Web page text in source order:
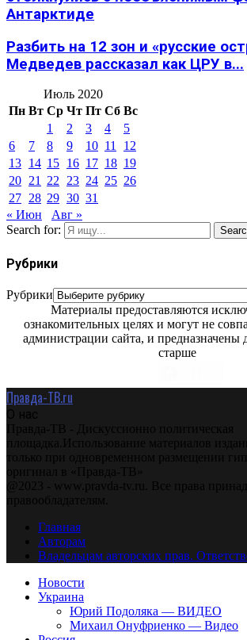
Антарктиде
Разбить на 12 зон и «русские
Медведев рассказал как ЦРУ в...
Июль 2020
Пн Вт Ср Чт Пт Сб Вс
1
2 3 4
5
6
7 8 9 10 11
12
13 14 15 16 17 18 19
20 21 22 23 24 25 26
27 28 29 30 31
« Июн
Авг »
Search for:
Рубрики
Рубрики
Материалы предоставляются
ознакомительных целях и могут не
администрации сайта, и предназначены
старше
Правда-ТВ.ru
О нас
Правда-ТВ - Дискуссионно политическая
площадка.Использование материалов
только при одновременном размещении
оригинал в «Правда-ТВ»
@2023 - www.pravda-tv.ru. Все права
правообладателям.
Главная
Авторам
Владельцам авторских прав.
Новости
Украина
Юрий Подоляка — ВИДЕО
Михаил Онуфриенко — Видео